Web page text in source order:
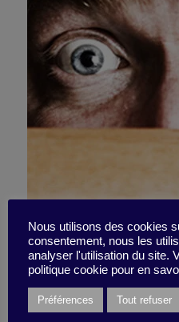
La peur, le
stoïcisme
Nous utilisons des cookies
consentement, nous les
analyser l'utilisation du site.
politique cookie pour en
Préférences Tout refuser